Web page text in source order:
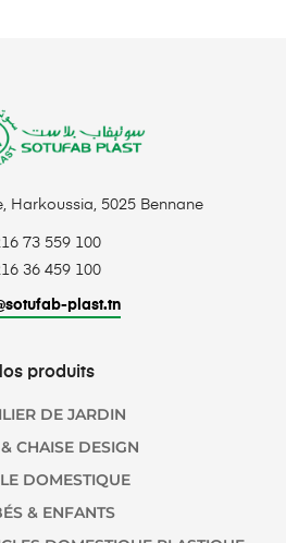
Harkoussia, 5025 Bennane
73 559 100
36 459 100
plast.tn
produits
DE JARDIN
CHAISE DESIGN
DOMESTIQUE
& ENFANTS